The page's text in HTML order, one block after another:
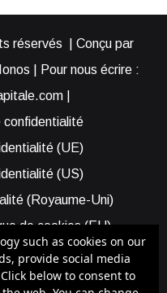
réservés | Conçu par
| Pour nous écrire :
|
confidentialité
(UE)
(US)
(Royaume-Uni)
de cookies (EU)
Cookie Policy (US)
à Blois Capitale
such as cookies on our
provide social media
below to consent to